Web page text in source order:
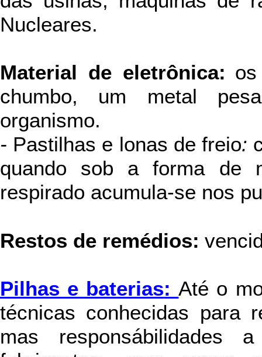
Nucleares.
Material de eletrônica:
chumbo, um metal
organismo.
- Pastilhas e lonas de freio:
quando sob a forma de
respirado acumula-se nos
Restos de remédios:
Pilhas e baterias:Até o
técnicas conhecidas para
mas responsábilidades